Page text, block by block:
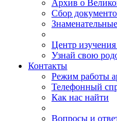
Архив о
Сбор
Центр
Узнай свою
Контакты
Режим работы
Телефонный
Как нас найти
Вопросы и